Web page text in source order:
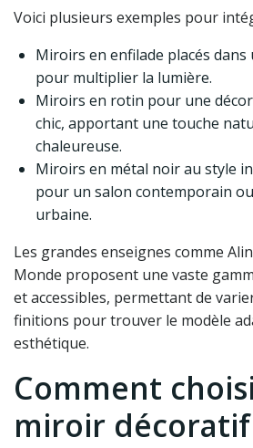
Voici plusieurs exemples pour
Miroirs en enfilade placés
pour multiplier la lumière.
Miroirs en rotin pour une
chic, apportant une touche
chaleureuse.
Miroirs en métal noir au style
pour un salon contemporain
urbaine.
Les grandes enseignes comme
Monde proposent une vaste
et accessibles, permettant de
finitions pour trouver le modèle
esthétique.
Comment
miroir décoratif